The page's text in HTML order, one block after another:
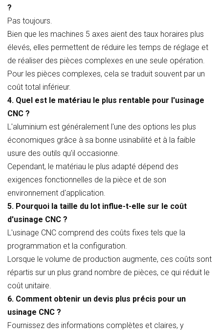
?
Pas toujours.
Bien que les machines 5 axes aient des taux horaires plus
élevés, elles permettent de réduire les temps de réglage et
de réaliser des pièces complexes en une seule opération.
Pour les pièces complexes, cela se traduit souvent par un
coût total inférieur.
4. Quel est le matériau le plus rentable pour l'usinage
CNC ?
L'aluminium est généralement l'une des options les plus
économiques grâce à sa bonne usinabilité et à la faible
usure des outils qu'il occasionne.
Cependant, le matériau le plus adapté dépend des
exigences fonctionnelles de la pièce et de son
environnement d'application.
5. Pourquoi la taille du lot influe-t-elle sur le coût
d'usinage CNC ?
L'usinage CNC comprend des coûts fixes tels que la
programmation et la configuration.
Lorsque le volume de production augmente, ces coûts sont
répartis sur un plus grand nombre de pièces, ce qui réduit le
coût unitaire.
6. Comment obtenir un devis plus précis pour un
usinage CNC ?
Fournissez des informations complètes et claires, y